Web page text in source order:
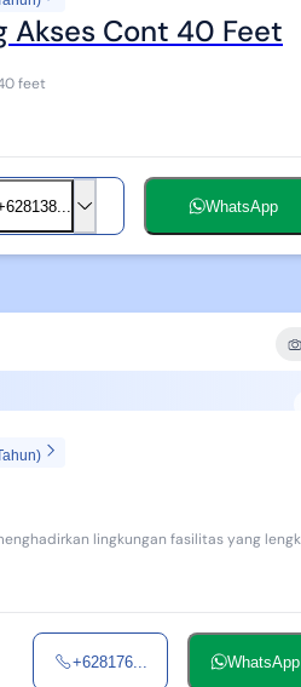
Akses Cont 40 Feet
feet
WhatsApp
+628176... WhatsApp